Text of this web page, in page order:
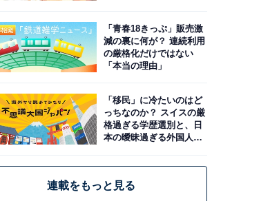
「青春18きっぷ」販売激
減の裏に何が？ 連続利用
の厳格化だけではない
「本当の理由」
「移民」に冷たいのはど
っちなのか？ スイスの厳
格過ぎる学歴選別と、日
本の曖昧過ぎる外国人政
連載をもっと見る